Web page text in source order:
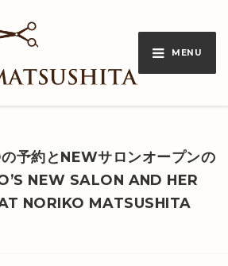
MENU
予約とNEWサロンオープンの
NEW SALON AND HER
NORIKO MATSUSHITA